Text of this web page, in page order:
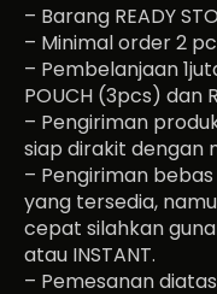
– Barang READY
– Minimal order 2
– Pembelanjaan
POUCH (3pcs) dan
– Pengiriman
siap dirakit dengan
– Pengiriman
yang tersedia,
cepat silahkan
atau INSTANT.
– Pemesanan